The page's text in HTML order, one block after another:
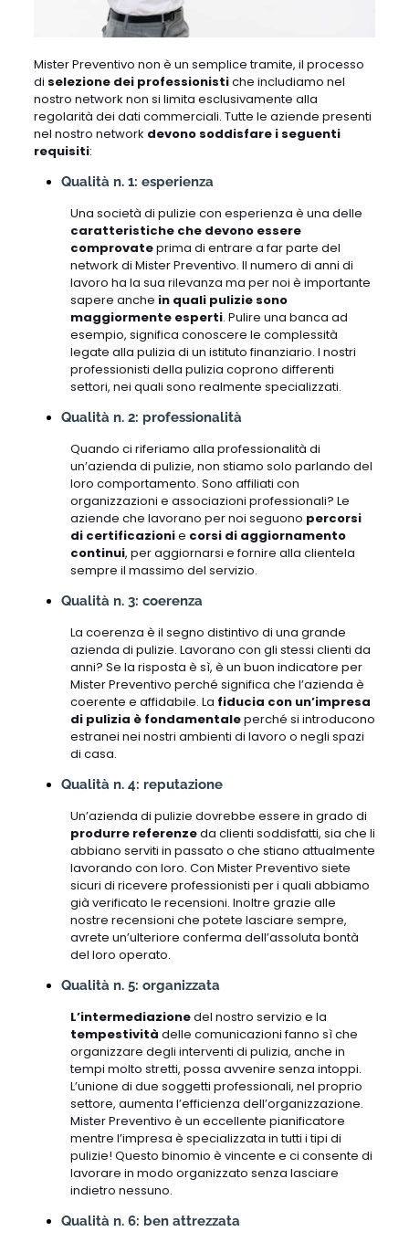
Mister Preventivo non è un semplice tramite, il processo
di selezione dei professionistiche includiamo nel
nostro network non si limita esclusivamente alla
regolarità dei dati commerciali. Tutte le aziende presenti
nel nostro network devono soddisfare i seguenti
requisiti:
Qualità n. 1: esperienza
Una società di pulizie con esperienza è una delle
caratteristiche che devono essere
comprovateprima di entrare a far parte del
network di Mister Preventivo. Il numero di anni di
lavoro ha la sua rilevanza ma per noi è importante
sapere anche in quali pulizie sono
maggiormente esperti. Pulire una banca ad
esempio, significa conoscere le complessità
legate alla pulizia di un istituto finanziario. I nostri
professionisti della pulizia coprono differenti
settori, nei quali sono realmente specializzati.
Qualità n. 2: professionalità
Quando ci riferiamo alla professionalità di
un’azienda di pulizie, non stiamo solo parlando del
loro comportamento. Sono affiliati con
organizzazioni e associazioni professionali? Le
aziende che lavorano per noi seguono percorsi
di certificazionie corsi di aggiornamento
continui, per aggiornarsi e fornire alla clientela
sempre il massimo del servizio.
Qualità n. 3: coerenza
La coerenza è il segno distintivo di una grande
azienda di pulizie. Lavorano con gli stessi clienti da
anni? Se la risposta è sì, è un buon indicatore per
Mister Preventivo perché significa che l’azienda è
coerente e affidabile. La fiducia con un’impresa
di pulizia è fondamentaleperché si introducono
estranei nei nostri ambienti di lavoro o negli spazi
di casa.
Qualità n. 4: reputazione
Un’azienda di pulizie dovrebbe essere in grado di
produrre referenzeda clienti soddisfatti, sia che li
abbiano serviti in passato o che stiano attualmente
lavorando con loro. Con Mister Preventivo siete
sicuri di ricevere professionisti per i quali abbiamo
già verificato le recensioni. Inoltre grazie alle
nostre recensioni che potete lasciare sempre,
avrete un’ulteriore conferma dell’assoluta bontà
del loro operato.
Qualità n. 5: organizzata
L’intermediazionedel nostro servizio e la
tempestività delle comunicazioni fanno sì che
organizzare degli interventi di pulizia, anche in
tempi molto stretti, possa avvenire senza intoppi.
L’unione di due soggetti professionali, nel proprio
settore, aumenta l’efficienza dell’organizzazione.
Mister Preventivo è un eccellente pianificatore
mentre l’impresa è specializzata in tutti i tipi di
pulizie! Questo binomio è vincente e ci consente di
lavorare in modo organizzato senza lasciare
indietro nessuno.
Qualità n. 6: ben attrezzata